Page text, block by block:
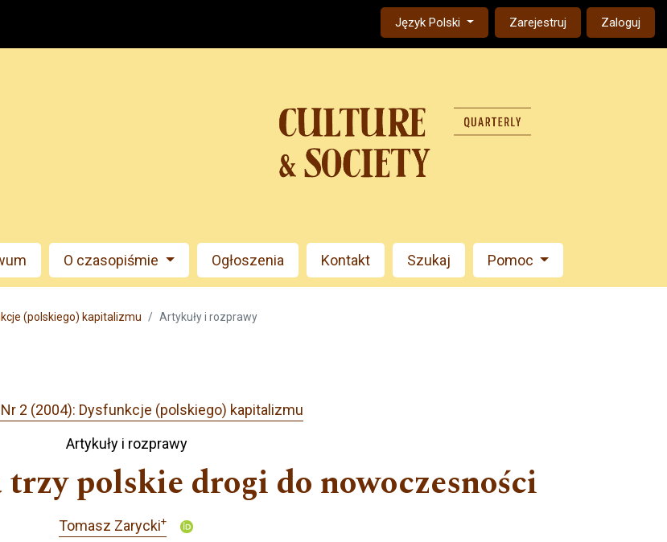
Change the language. The current language is:
Język Polski Zarejestruj Zaloguj
O czasopiśmie Ogłoszenia Kontakt Szukaj Pomoc
(polskiego) kapitalizmu Artykuły i rozprawy
2 (2004): Dysfunkcje (polskiego) kapitalizmu
Artykuły i rozprawy
trzy polskie drogi do nowoczesności
Tomasz Zarycki+